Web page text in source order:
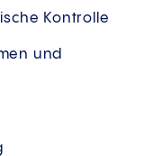
Kontrolle
und